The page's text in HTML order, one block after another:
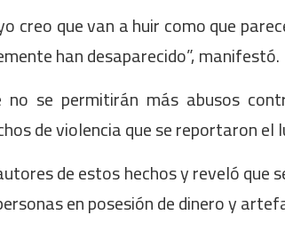
creo que van a huir como que
han desaparecido”, manifestó.
no se permitirán más abusos
de violencia que se reportaron el
de estos hechos y reveló que
en posesión de dinero y